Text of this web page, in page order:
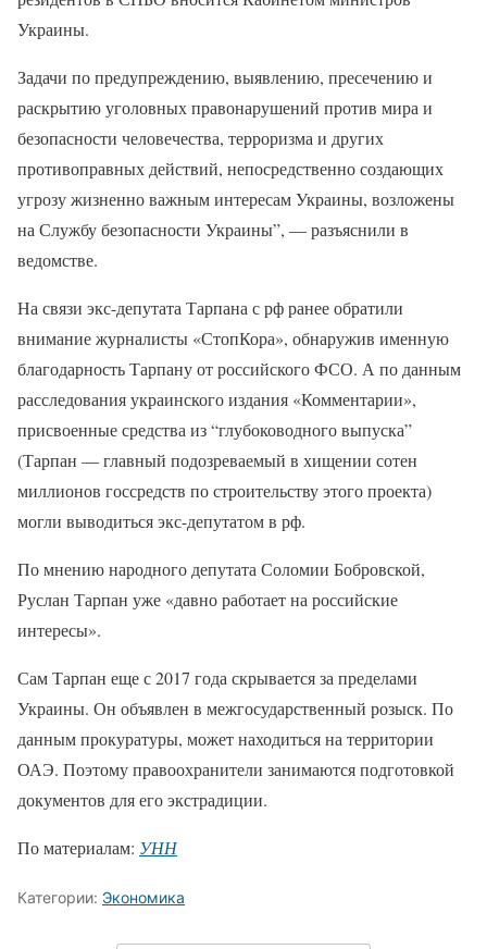
Украины.
Задачи по предупреждению, выявлению, пресечению и
раскрытию уголовных правонарушений против мира и
безопасности человечества, терроризма и других
противоправных действий, непосредственно создающих
угрозу жизненно важным интересам Украины, возложены
на Службу безопасности Украины”, — разъяснили в
ведомстве.
На связи экс-депутата Тарпана с рф ранее обратили
внимание журналисты «СтопКора», обнаружив именную
благодарность Тарпану от российского ФСО. А по данным
расследования украинского издания «Комментарии»,
присвоенные средства из “глубоководного выпуска”
(Тарпан — главный подозреваемый в хищении сотен
миллионов госсредств по строительству этого проекта)
могли выводиться экс-депутатом в рф.
По мнению народного депутата Соломии Бобровской,
Руслан Тарпан уже «давно работает на российские
интересы».
Сам Тарпан еще с 2017 года скрывается за пределами
Украины. Он объявлен в межгосударственный розыск. По
данным прокуратуры, может находиться на территории
ОАЭ. Поэтому правоохранители занимаются подготовкой
документов для его экстрадиции.
По материалам: УНН
Категории: Экономика